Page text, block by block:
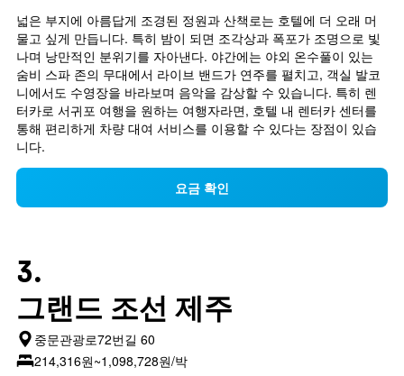
넓은 부지에 아름답게 조경된 정원과 산책로는 호텔에 더 오래 머
물고 싶게 만듭니다. 특히 밤이 되면 조각상과 폭포가 조명으로 빛
나며 낭만적인 분위기를 자아낸다. 야간에는 야외 온수풀이 있는
숨비 스파 존의 무대에서 라이브 밴드가 연주를 펼치고, 객실 발코
니에서도 수영장을 바라보며 음악을 감상할 수 있습니다. 특히 렌
터카로 서귀포 여행을 원하는 여행자라면, 호텔 내 렌터카 센터를
통해 편리하게 차량 대여 서비스를 이용할 수 있다는 장점이 있습
니다.
요금 확인
3.
그랜드 조선 제주
중문관광로72번길 60
214,316원~1,098,728원/박